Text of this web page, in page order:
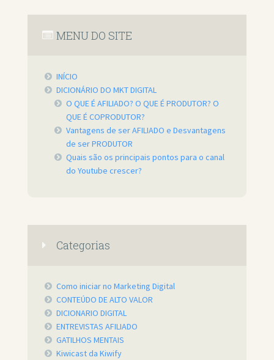
MENU DO SITE
INÍCIO
DICIONÁRIO DO MKT DIGITAL
O QUE É AFILIADO? O QUE É PRODUTOR? O
QUE É COPRODUTOR?
Vantagens de ser AFILIADO e Desvantagens
de ser PRODUTOR
Quais são os principais pontos para o canal
do Youtube crescer?
Categorias
Como iniciar no Marketing Digital
CONTEÚDO DE ALTO VALOR
DICIONARIO DIGITAL
ENTREVISTAS AFILIADO
GATILHOS MENTAIS
Kiwicast da Kiwify